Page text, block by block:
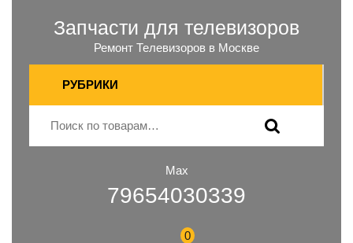
Запчасти для телевизоров
Ремонт Телевизоров в Москве
РУБРИКИ
Max
79654030339
0